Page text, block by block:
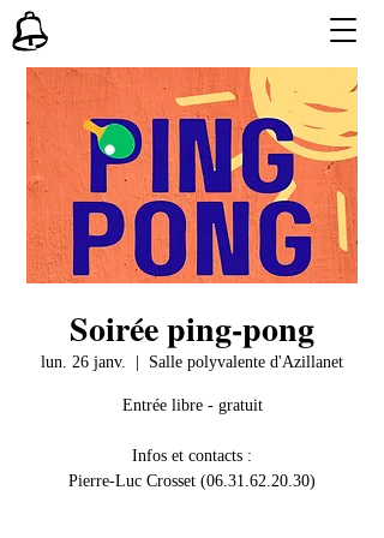
Soirée ping-pong
lun. 26 janv. Salle polyvalente d'Azillanet
Entrée libre - gratuit
Infos et contacts :
Pierre-Luc Crosset (06.31.62.20.30)